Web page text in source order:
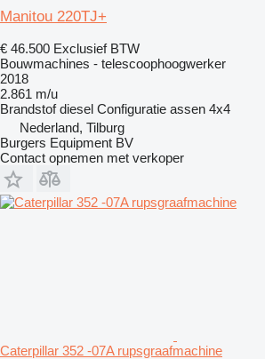
Manitou 220TJ+
€ 46.500 Exclusief BTW
Bouwmachines - telescoophoogwerker
2018
2.861 m/u
Brandstof diesel Configuratie assen 4x4
Nederland, Tilburg
Burgers Equipment BV
Contact opnemen met verkoper
Caterpillar 352 -07A rupsgraafmachine